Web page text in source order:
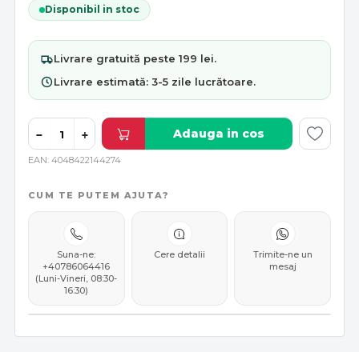
Disponibil in stoc
Livrare gratuită peste 199 lei.
Livrare estimată: 3-5 zile lucrătoare.
EAN 4048422144274
− + Adauga in cos
CUM TE PUTEM AJUTA?
Suna-ne:
+40786064416
(Luni-Vineri, 08:30-
16:30)
Cere detalii
Trimite-ne un
mesaj